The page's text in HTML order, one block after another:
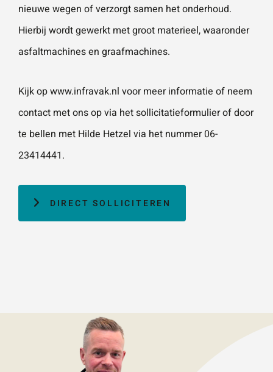
nieuwe wegen of verzorgt samen het onderhoud.
Hierbij wordt gewerkt met groot materieel, waaronder
asfaltmachines en graafmachines.
Kijk op www.infravak.nl voor meer informatie of neem
contact met ons op via het sollicitatieformulier of door
te bellen met Hilde Hetzel via het nummer 06-
23414441.
DIRECT SOLLICITEREN